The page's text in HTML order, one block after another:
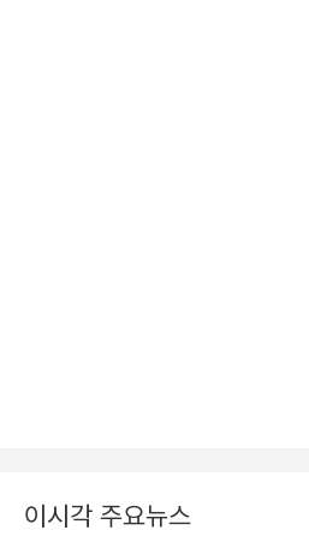
이시각 주요뉴스